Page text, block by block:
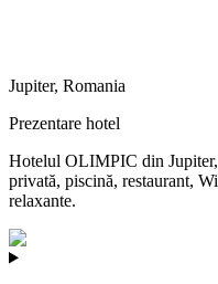
Jupiter, Romania
Prezentare hotel
Hotelul OLIMPIC din Jupiter,
privată, piscină, restaurant,
relaxante.